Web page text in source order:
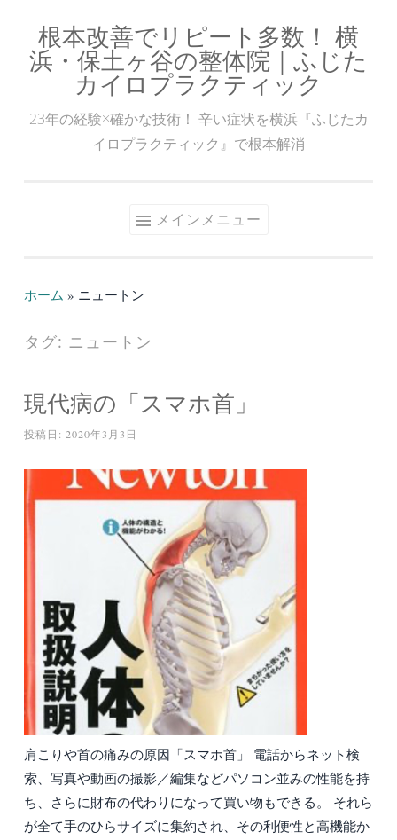
ン
根本改善でリピート多数！ 横
浜・保土ヶ谷の整体院｜ふじた
カイロプラクティック
23年の経験×確かな技術！ 辛い症状を横浜『ふじたカ
イロプラクティック』で根本解消
メインメニュー
ホーム » ニュートン
タグ: ニュートン
現代病の「スマホ首」
投稿日: 2020年3月3日
肩こりや首の痛みの原因「スマホ首」 電話からネット検
索、写真や動画の撮影／編集などパソコン並みの性能を持
ち、さらに財布の代わりになって買い物もできる。 それら
が全て手のひらサイズに集約され、その利便性と高機能か